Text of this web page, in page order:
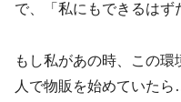
で、「私にもできるはず
もし私があの時、この
人で物販を始めていたら